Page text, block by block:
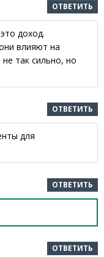
ОТВЕТИТЬ
доход.
влияют на
так сильно, но
ОТВЕТИТЬ
для
ОТВЕТИТЬ
ОТВЕТИТЬ